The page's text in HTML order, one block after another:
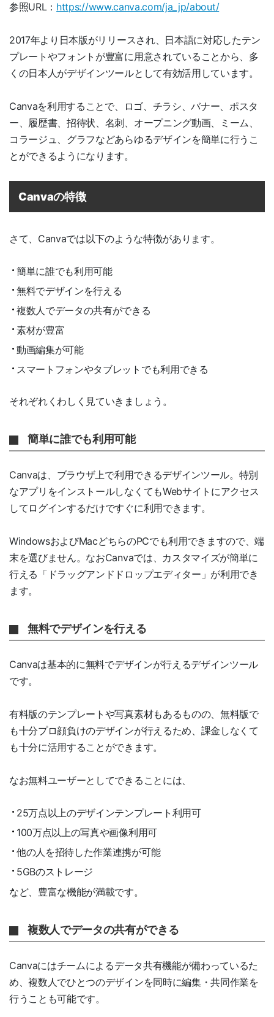
参照URL： https://www.canva.com/ja_jp/about/
2017年より日本版がリリースされ、日本語に対応したテン
プレートやフォントが豊富に用意されていることから、多
くの日本人がデザインツールとして有効活用しています。
Canvaを利用することで、ロゴ、チラシ、バナー、ポスタ
ー、履歴書、招待状、名刺、オープニング動画、ミーム、
コラージュ、グラフなどあらゆるデザインを簡単に行うこ
とができるようになります。
Canvaの特徴
さて、Canvaでは以下のような特徴があります。
簡単に誰でも利用可能
無料でデザインを行える
複数人でデータの共有ができる
素材が豊富
動画編集が可能
スマートフォンやタブレットでも利用できる
それぞれくわしく見ていきましょう。
簡単に誰でも利用可能
Canvaは、ブラウザ上で利用できるデザインツール。特別
なアプリをインストールしなくてもWebサイトにアクセス
してログインするだけですぐに利用できます。
WindowsおよびMacどちらのPCでも利用できますので、端
末を選びません。なおCanvaでは、カスタマイズが簡単に
行える「ドラッグアンドドロップエディター」が利用でき
ます。
無料でデザインを行える
Canvaは基本的に無料でデザインが行えるデザインツール
です。
有料版のテンプレートや写真素材もあるものの、無料版で
も十分プロ顔負けのデザインが行えるため、課金しなくて
も十分に活用することができます。
なお無料ユーザーとしてできることには、
25万点以上のデザインテンプレート利用可
100万点以上の写真や画像利用可
他の人を招待した作業連携が可能
5GBのストレージ
など、豊富な機能が満載です。
複数人でデータの共有ができる
Canvaにはチームによるデータ共有機能が備わっているた
め、複数人でひとつのデザインを同時に編集・共同作業を
行うことも可能です。